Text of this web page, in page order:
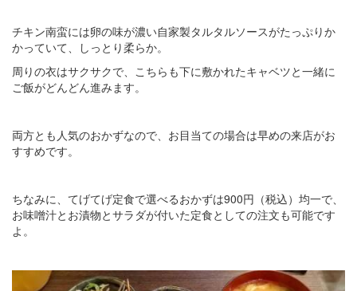
チキン南蛮には卵の味が濃い自家製タルタルソースがたっぷりか
かっていて、しっとり柔らか。
周りの衣はサクサクで、こちらも下に敷かれたキャベツと一緒に
ご飯がどんどん進みます。
両方とも人気のおかずなので、お目当ての場合は早めの来店がお
すすめです。
ちなみに、てげてげ定食で選べるおかずは900円（税込）均一で、
お味噌汁とお漬物とサラダが付いた定食としての注文も可能です
よ。